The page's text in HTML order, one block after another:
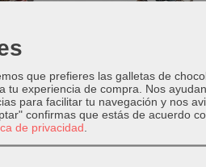
pintado
€
Garuda con
bronce
84,00
que prefieres las galletas de
tu experiencia de compra. Nos
para facilitar tu navegación y nos
confirmas que estás de acuerdo
de privacidad